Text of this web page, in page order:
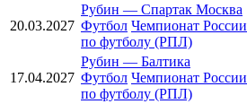
20.03.2027
Рубин — Спартак Москва
Футбол Чемпионат России
по футболу (РПЛ)
17.04.2027
Рубин — Балтика
Футбол Чемпионат России
по футболу (РПЛ)